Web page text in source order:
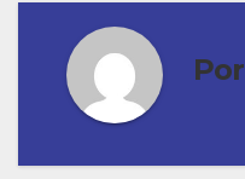
Por